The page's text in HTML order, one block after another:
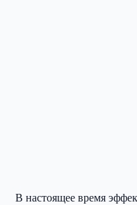
В настоящее время